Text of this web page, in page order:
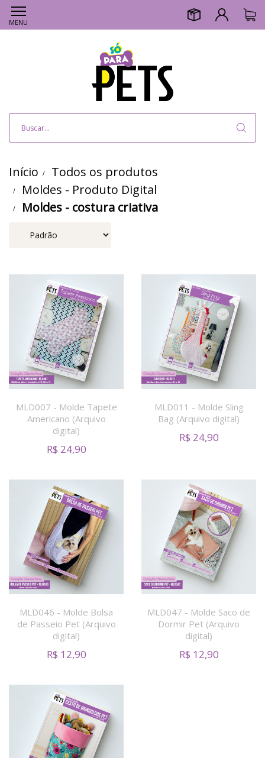
MENU
Início
Todos os produtos
Moldes - Produto Digital
Moldes - costura criativa
MLD007 - Molde Tapete
Americano (Arquivo
digital)
R$ 24,90
MLD011 - Molde Sling
Bag (Arquivo digital)
R$ 24,90
MLD046 - Molde Bolsa
de Passeio Pet (Arquivo
digital)
R$ 12,90
MLD047 - Molde Saco de
Dormir Pet (Arquivo
digital)
R$ 12,90